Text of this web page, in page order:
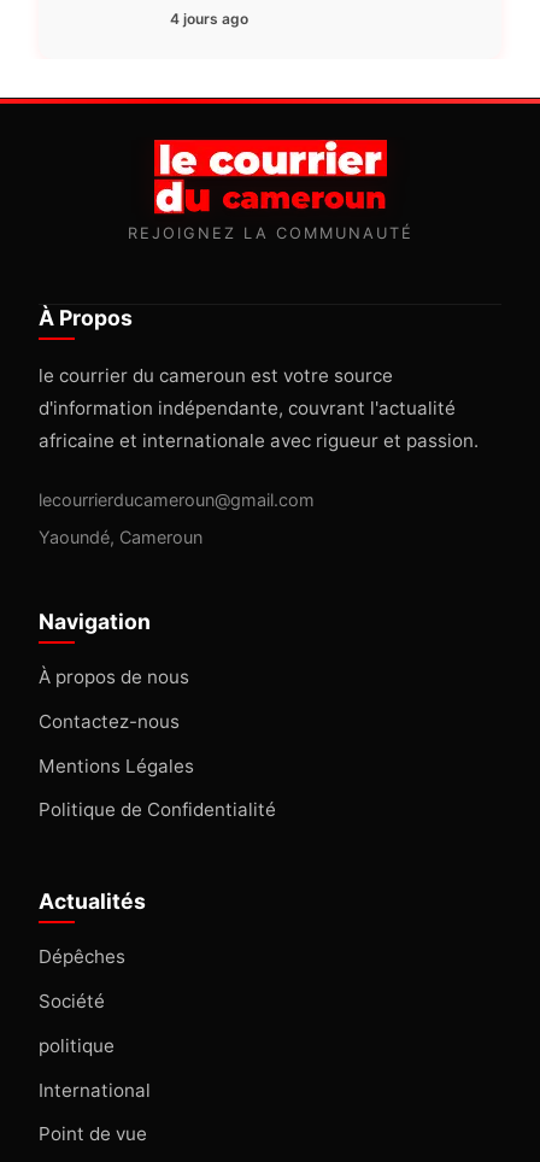
4 jours ago
REJOIGNEZ LA COMMUNAUTÉ
À Propos
le courrier du cameroun est votre source
d'information indépendante, couvrant l'actualité
africaine et internationale avec rigueur et passion.
lecourrierducameroun@gmail.com
Yaoundé, Cameroun
Navigation
À propos de nous
Contactez-nous
Mentions Légales
Politique de Confidentialité
Actualités
Dépêches
Société
politique
International
Point de vue